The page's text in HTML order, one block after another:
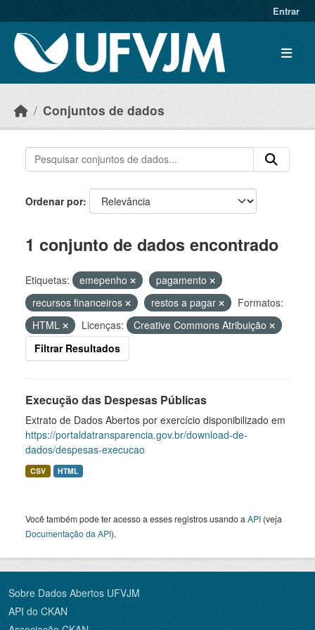
Entrar
Conjuntos de dados
Ordenar por
1 conjunto de dados encontrado
Etiquetas: emepenho
pagamento
recursos financeiros
restos a pagar
Formatos:
HTML
Licenças:
Creative Commons Atribuição
Filtrar Resultados
Execução das Despesas Públicas
Extrato de Dados Abertos por exercício disponibilizado em
https://portaldatransparencia.gov.br/download-de-
dados/despesas-execucao
CSV HTML
Você também pode ter acesso a esses registros usando a API (veja
Documentação da API).
Sobre Dados Abertos UFVJM
API do CKAN